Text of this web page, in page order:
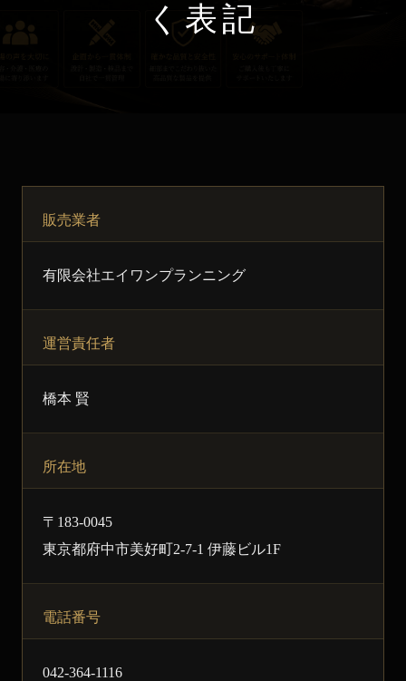
く表記
販売業者
有限会社エイワンプランニング
運営責任者
橋本 賢
所在地
〒183-0045
東京都府中市美好町2-7-1 伊藤ビル1F
電話番号
042-364-1116